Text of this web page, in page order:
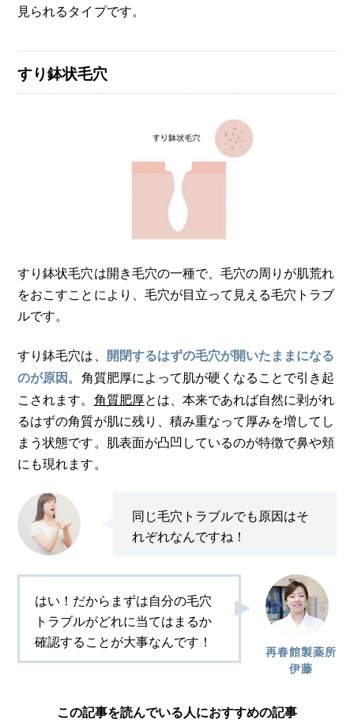
見られるタイプです。
すり鉢状毛穴
すり鉢状毛穴は開き毛穴の一種で、毛穴の周りが肌荒れ
をおこすことにより、毛穴が目立って見える毛穴トラブ
ルです。
すり鉢毛穴は、 開閉するはずの毛穴が開いたままになる
のが原因。角質肥厚によって肌が硬くなることで引き起
こされます。 角質肥厚とは、本来であれば自然に剥がれ
るはずの角質が肌に残り、積み重なって厚みを増してし
まう状態です。肌表面が凸凹しているのが特徴で鼻や頬
にも現れます。
同じ毛穴トラブルでも原因はそ
れぞれなんですね！
再春館製薬所
伊藤
はい！だからまずは自分の毛穴
トラブルがどれに当てはまるか
確認することが大事なんです！
この記事を読んでいる人におすすめの記事